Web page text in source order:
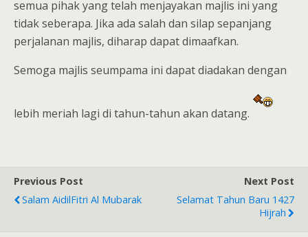
semua pihak yang telah menjayakan majlis ini yang
tidak seberapa. Jika ada salah dan silap sepanjang
perjalanan majlis, diharap dapat dimaafkan.
Semoga majlis seumpama ini dapat diadakan dengan
lebih meriah lagi di tahun-tahun akan datang.
Previous Post
Salam AidilFitri Al Mubarak
Next Post
Selamat Tahun Baru 1427
Hijrah